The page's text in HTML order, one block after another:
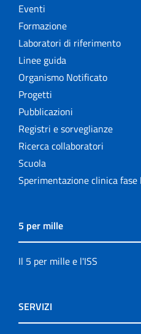
Eventi
Formazione
Laboratori di riferimento
Linee guida
Organismo Notificato
Progetti
Pubblicazioni
Registri e sorveglianze
Ricerca collaboratori
Scuola
Sperimentazione clinica fase I
5 per mille
Il 5 per mille e l'ISS
SERVIZI